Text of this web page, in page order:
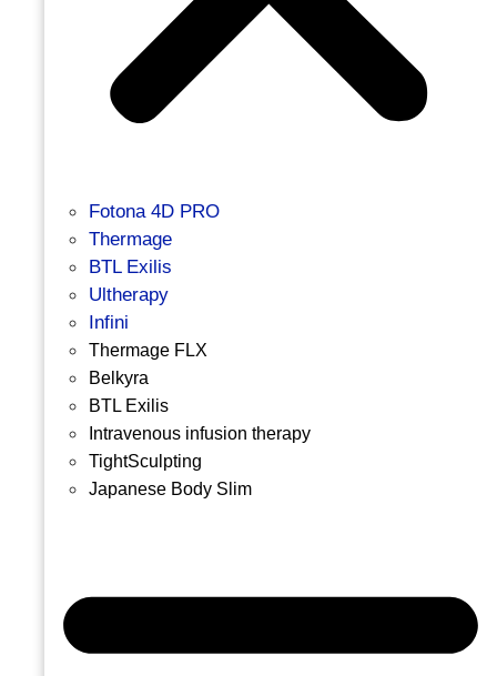
Fotona 4D PRO
Thermage
BTL Exilis
Ultherapy
Infini
Thermage FLX
Belkyra
BTL Exilis
Intravenous infusion therapy
TightSculpting
Japanese Body Slim